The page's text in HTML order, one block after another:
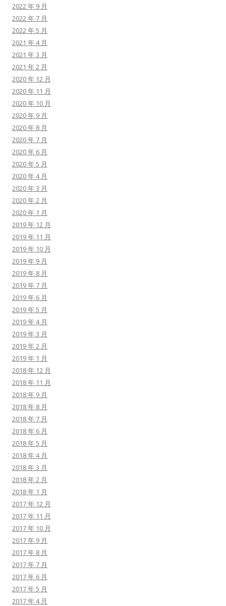
2022 年 9 月
2022 年 7 月
2022 年 5 月
2021 年 4 月
2021 年 3 月
2021 年 2 月
2020 年 12 月
2020 年 11 月
2020 年 10 月
2020 年 9 月
2020 年 8 月
2020 年 7 月
2020 年 6 月
2020 年 5 月
2020 年 4 月
2020 年 3 月
2020 年 2 月
2020 年 1 月
2019 年 12 月
2019 年 11 月
2019 年 10 月
2019 年 9 月
2019 年 8 月
2019 年 7 月
2019 年 6 月
2019 年 5 月
2019 年 4 月
2019 年 3 月
2019 年 2 月
2019 年 1 月
2018 年 12 月
2018 年 11 月
2018 年 9 月
2018 年 8 月
2018 年 7 月
2018 年 6 月
2018 年 5 月
2018 年 4 月
2018 年 3 月
2018 年 2 月
2018 年 1 月
2017 年 12 月
2017 年 11 月
2017 年 10 月
2017 年 9 月
2017 年 8 月
2017 年 7 月
2017 年 6 月
2017 年 5 月
2017 年 4 月